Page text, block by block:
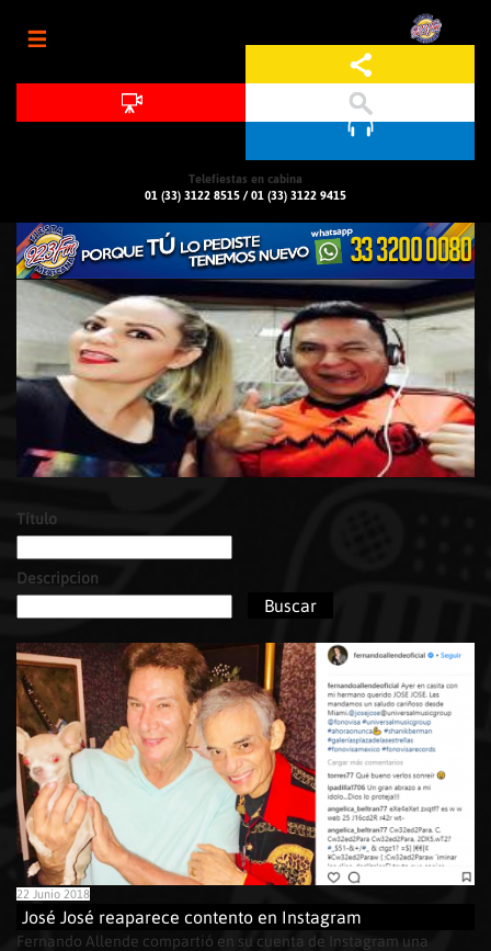
Telefiestas en cabina
01 (33) 3122 8515 /01 (33) 3122 9415
Título
Descripcion
22 Junio 2018
José José reaparece contento en Instagram
Fernando Allende compartió en su cuenta de Instagram una